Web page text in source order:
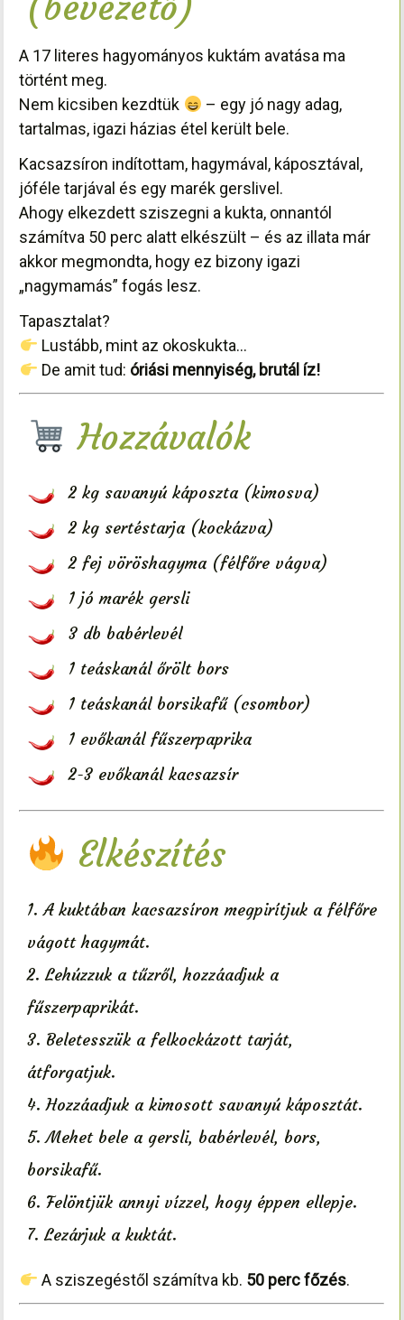
A 17 literes hagyományos kuktám avatása ma
történt meg.
Nem kicsiben kezdtük
– egy jó nagy adag,
tartalmas, igazi házias étel került bele.
Kacsazsíron indítottam, hagymával, káposztával,
jóféle tarjával és egy marék gerslivel.
Ahogy elkezdett sziszegni a kukta, onnantól
számítva 50 perc alatt elkészült – és az illata már
akkor megmondta, hogy ez bizony igazi
„nagymamás” fogás lesz.
Tapasztalat?
Lustább, mint az okoskukta…
De amit tud: óriási mennyiség, brutál íz!
Hozzávalók
2 kg savanyú káposzta (kimosva)
2 kg sertéstarja (kockázva)
2 fej vöröshagyma (félfőre vágva)
1 jó marék gersli
3 db babérlevél
1 teáskanál őrölt bors
1 teáskanál borsikafű (csombor)
1 evőkanál fűszerpaprika
2-3 evőkanál kacsazsír
Elkészítés
A kuktában kacsazsíron megpirítjuk a félfőre
vágott hagymát.
Lehúzzuk a tűzről, hozzáadjuk a
fűszerpaprikát.
Beletesszük a felkockázott tarját,
átforgatjuk.
Hozzáadjuk a kimosott savanyú káposztát.
Mehet bele a gersli, babérlevél, bors,
borsikafű.
Felöntjük annyi vízzel, hogy éppen ellepje.
Lezárjuk a kuktát.
A sziszegéstől számítva kb. 50 perc főzés.